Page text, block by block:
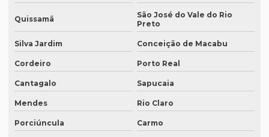
Empresa de revisão de textos em português
Empresa de revisão de textos técnicos
Empresa de tradução de artigos
Empresa de tradução de artigos em fortaleza
Empresa de tradução de artigos em inglês
Empresa de tradução de artigos no rio de janeiro
Quissamã
São José do Vale do Rio
Preto
Silva Jardim Conceição de Macabu
Cordeiro Porto Real
Cantagalo Sapucaia
Mendes Rio Claro
Porciúncula Carmo